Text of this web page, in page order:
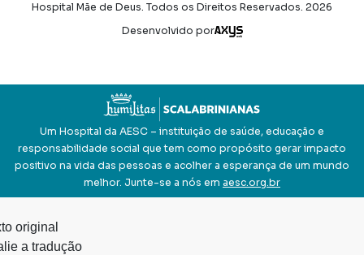
Hospital Mãe de Deus. Todos os Direitos Reservados. 2026
Desenvolvido por
Axysweb
Um Hospital da AESC – instituição de saúde, educação e
responsabilidade social que tem como propósito gerar impacto
positivo na vida das pessoas e acolher a esperança de um mundo
melhor. Junte-se a nós em aesc.org.br
original
a tradução